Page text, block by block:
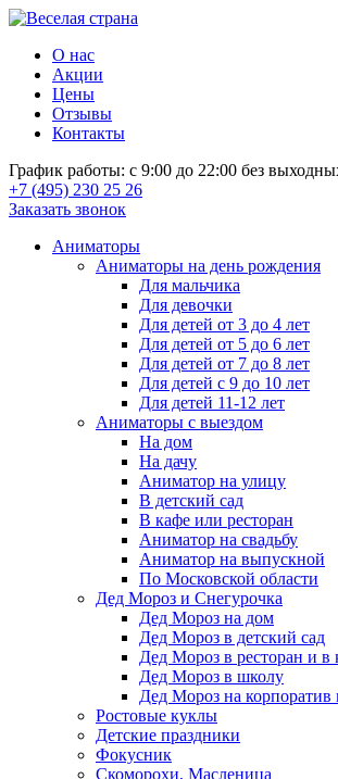
О нас
Акции
Цены
Отзывы
Контакты
График работы: с 9:00 до 22:00 без
+7 (495) 230 25 26
Заказать звонок
Аниматоры
Аниматоры на день рождения
Для мальчика
Для девочки
Для детей от 3 до 4 лет
Для детей от 5 до 6 лет
Для детей от 7 до 8 лет
Для детей с 9 до 10 лет
Для детей 11-12 лет
Аниматоры с выездом
На дом
На дачу
Аниматор на улицу
В детский сад
В кафе или ресторан
Аниматор на свадьбу
Аниматор на выпускной
По Московской области
Дед Мороз и Снегурочка
Дед Мороз на дом
Дед Мороз в детский сад
Дед Мороз в ресторан и в
Дед Мороз в школу
Дед Мороз на корпоратив
Ростовые куклы
Детские праздники
Фокусник
Скоморохи, Масленица